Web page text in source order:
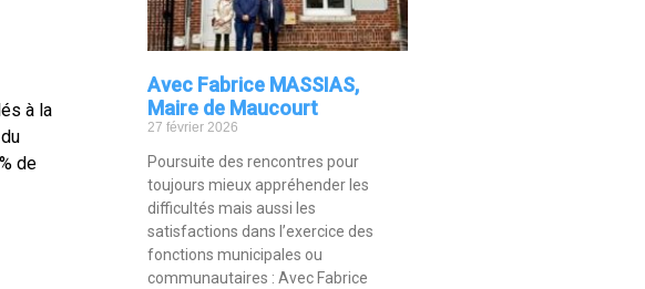
à la
de
Avec Fabrice MASSIAS,
Maire de Maucourt
27 février 2026
Poursuite des rencontres pour
toujours mieux appréhender les
difficultés mais aussi les
satisfactions dans l’exercice des
fonctions municipales ou
communautaires : Avec Fabrice